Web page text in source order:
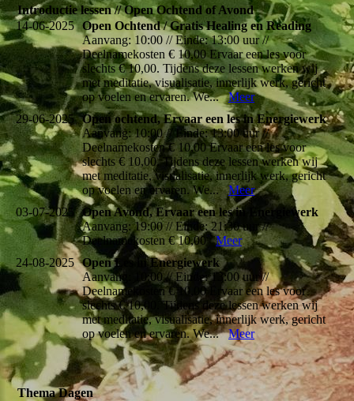
Introductie lessen // Open Ochtend of Avond
14-06-2025 Open Ochtend / Gratis Healing en Reading
Aanvang: 10:00 // Einde: 13:00 uur //
Deelnamekosten € 10,00 Ervaar een les voor
slechts € 10,00. Tijdens deze lessen werken wij
met meditatie, visualisatie, innerlijk werk, gericht
op voelen en ervaren. We...Meer
29-06-2025 Open ochtend, Ervaar een les in Energiewerk
Aanvang: 10:00 // Einde: 13:00 uur //
Deelnamekosten € 10,00 Ervaar een les voor
slechts € 10,00. Tijdens deze lessen werken wij
met meditatie, visualisatie, innerlijk werk, gericht
op voelen en ervaren. We...Meer
03-07-2025
Open Avond, Ervaar een les in Energiewerk
Aanvang: 19:00 // Einde: 21:30 uur //
Deelnamekosten € 10,00Meer
24-08-2025 Open Les in Energiewerk
Aanvang: 10:00 // Einde: 13:00 uur //
Deelnamekosten € 10,00 Ervaar een les voor
slechts € 10,00. Tijdens deze lessen werken wij
met meditatie, visualisatie, innerlijk werk, gericht
op voelen en ervaren. We...Meer
Thema Dagen